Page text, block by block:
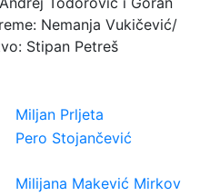
Nemanja Vukičević/
Stipan Petreš
Miljan Prljeta
Pero Stojančević
Milijana Makević Mirkov